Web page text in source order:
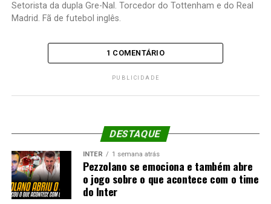
Setorista da dupla Gre-Nal. Torcedor do Tottenham e do Real
Madrid. Fã de futebol inglês.
1 COMENTÁRIO
PUBLICIDADE
DESTAQUE
INTER 1 semana atrás
Pezzolano se emociona e também abre
o jogo sobre o que acontece com o time
do Inter